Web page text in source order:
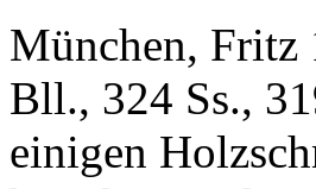
München, Fritz
Bll., 324 Ss.,
einigen